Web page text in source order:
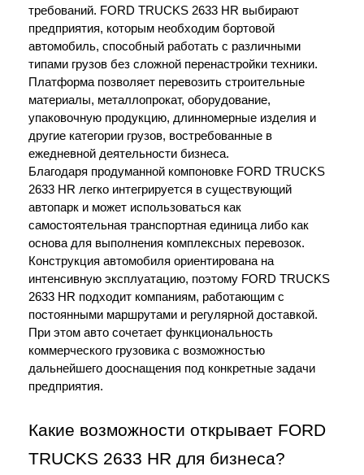
требований. FORD TRUCKS 2633 HR выбирают
предприятия, которым необходим бортовой
автомобиль, способный работать с различными
типами грузов без сложной перенастройки техники.
Платформа позволяет перевозить строительные
материалы, металлопрокат, оборудование,
упаковочную продукцию, длинномерные изделия и
другие категории грузов, востребованные в
ежедневной деятельности бизнеса.
Благодаря продуманной компоновке FORD TRUCKS
2633 HR легко интегрируется в существующий
автопарк и может использоваться как
самостоятельная транспортная единица либо как
основа для выполнения комплексных перевозок.
Конструкция автомобиля ориентирована на
интенсивную эксплуатацию, поэтому FORD TRUCKS
2633 HR подходит компаниям, работающим с
постоянными маршрутами и регулярной доставкой.
При этом авто сочетает функциональность
коммерческого грузовика с возможностью
дальнейшего дооснащения под конкретные задачи
предприятия.
Какие возможности открывает FORD
TRUCKS 2633 HR для бизнеса?